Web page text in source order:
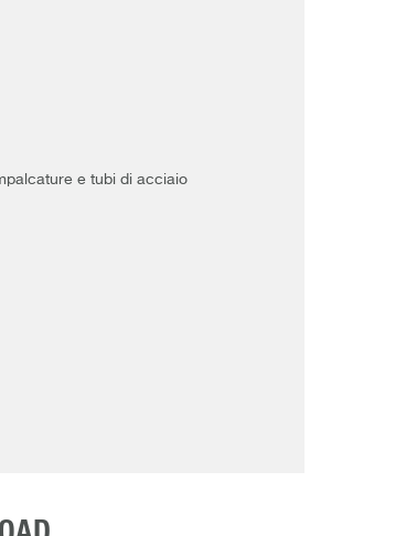
e tubi di acciaio